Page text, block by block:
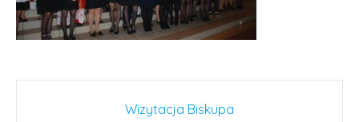
Wizytacja Biskupa